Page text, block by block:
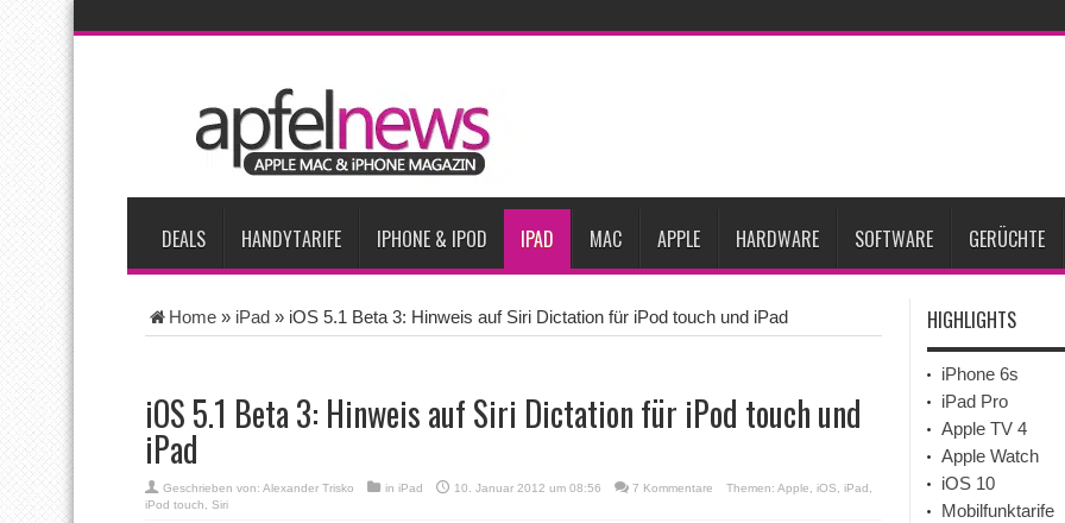
iPhone Ultra lässt Verkauf faltbarer Smartphones 2026 um 20 Prozent steigen
iPhone 18 Pro: Diese 3 großen Upgrades bringt das Top-Modell
iPhone Air 2 für Anfang 2027 erwartet Apples vermutete AirPods mit Kameras sollen bereits im September erscheinen
Apple erzielt 49 Prozent des weltweiten Smartphone-Umsatzes im 2. Quartal
DEALS HANDYTARIFE IPHONE & IPOD IPAD MAC APPLE HARDWARE SOFTWARE GERÜCHTE
Home » iPad » iOS 5.1 Beta 3: Hinweis auf Siri Dictation für iPod touch und iPad
iOS 5.1 Beta 3: Hinweis auf Siri Dictation für iPod touch und
iPad
Geschrieben von: Alexander Trisko in iPad 10. Januar 2012 um 08:56 7 Kommentare Themen: Apple iOS iPad
iPod touch
Siri
HIGHLIGHTS
iPhone 6s
iPad Pro
Apple TV 4
Apple Watch
iOS 10
Mobilfunktarife